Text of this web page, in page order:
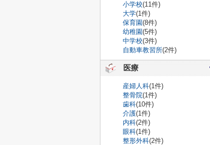
小学校(11件)
大学(1件)
保育園(8件)
幼稚園(5件)
中学校(3件)
自動車教習所(2件)
医療
産婦人科(1件)
整骨院(1件)
歯科(10件)
介護(1件)
内科(2件)
眼科(1件)
整形外科(2件)